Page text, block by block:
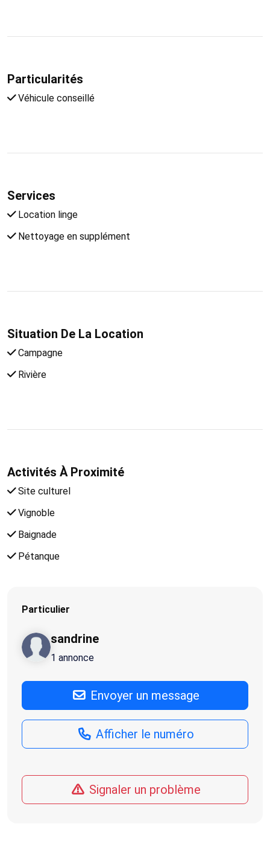
Particularités
Véhicule conseillé
Services
Location linge
Nettoyage en supplément
Situation De La Location
Campagne
Rivière
Activités À Proximité
Site culturel
Vignoble
Baignade
Pétanque
Particulier
sandrine
1 annonce
Envoyer un message
Afficher le numéro
Signaler un problème